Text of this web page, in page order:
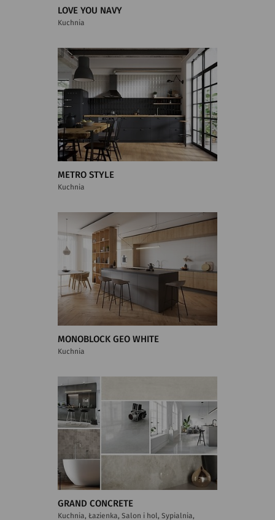
LOVE YOU NAVY
Kuchnia
METRO STYLE
Kuchnia
MONOBLOCK GEO WHITE
Kuchnia
GRAND CONCRETE
Kuchnia, Łazienka, Salon i hol, Sypialnia,